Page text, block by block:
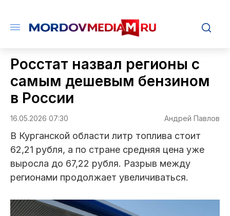
Росстат назвал регионы с
самым дешевым бензином
в России
16.05.2026 07:30 Андрей Павлов
В Курганской области литр топлива стоит
62,21 рубля, а по стране средняя цена уже
выросла до 67,22 рубля. Разрыв между
регионами продолжает увеличиваться.